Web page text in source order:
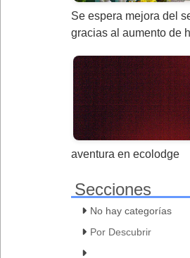
Se espera mejora del
gracias al aumento de
aventura en ecolodge
Secciones
No hay categorías
Por Descubrir